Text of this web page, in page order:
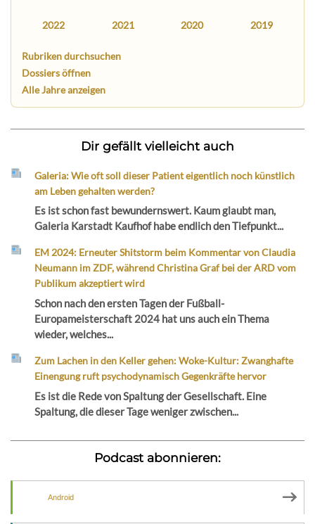
2022 2021 2020 2019
Rubriken durchsuchen
Dossiers öffnen
Alle Jahre anzeigen
Dir gefällt vielleicht auch
Galeria: Wie oft soll dieser Patient eigentlich noch künstlich
am Leben gehalten werden?
Es ist schon fast bewundernswert. Kaum glaubt man,
Galeria Karstadt Kaufhof habe endlich den Tiefpunkt...
EM 2024: Erneuter Shitstorm beim Kommentar von Claudia
Neumann im ZDF, während Christina Graf bei der ARD vom
Publikum akzeptiert wird
Schon nach den ersten Tagen der Fußball-
Europameisterschaft 2024 hat uns auch ein Thema
wieder, welches...
Zum Lachen in den Keller gehen: Woke-Kultur: Zwanghafte
Einengung ruft psychodynamisch Gegenkräfte hervor
Es ist die Rede von Spaltung der Gesellschaft. Eine
Spaltung, die dieser Tage weniger zwischen...
Podcast abonnieren:
Android